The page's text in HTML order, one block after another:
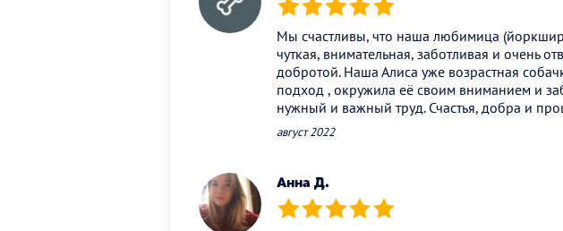
(*) (*) (*) (*) (*)
Мы счастливы, что наша любимица
чуткая, внимательная, заботливая и очень
добротой. Наша Алиса уже возрастная
подход , окружила её своим вниманием и
нужный и важный труд. Счастья, добра и
август 2022
Анна Д.
(*) (*) (*) (*) (*)